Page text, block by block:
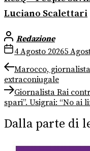
Luciano Scalettari
Redazione
4 Agosto 20265
Navigazione
articoli
Previous
post:
Marocco,
extraconiugale
Next
post:
Giornalista Rai
spari”. Usigrai: “No ai
Dalla parte di